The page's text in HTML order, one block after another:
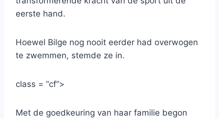
eerste hand.
Hoewel Bilge nog nooit eerder had overwogen
te zwemmen, stemde ze in.
class = “cf”>
Met de goedkeuring van haar familie begon